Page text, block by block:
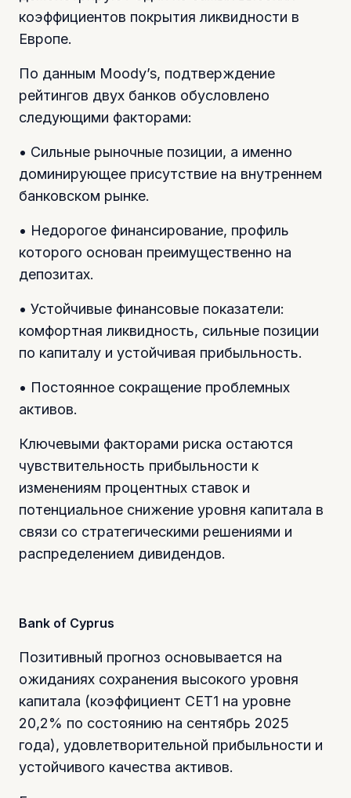
коэффициентов покрытия ликвидности в
Европе.
По данным Moody’s, подтверждение
рейтингов двух банков обусловлено
следующими факторами:
• Сильные рыночные позиции, а именно
доминирующее присутствие на внутреннем
банковском рынке.
• Недорогое финансирование, профиль
которого основан преимущественно на
депозитах.
• Устойчивые финансовые показатели:
комфортная ликвидность, сильные позиции
по капиталу и устойчивая прибыльность.
• Постоянное сокращение проблемных
активов.
Ключевыми факторами риска остаются
чувствительность прибыльности к
изменениям процентных ставок и
потенциальное снижение уровня капитала в
связи со стратегическими решениями и
распределением дивидендов.
Bank of Cyprus
Позитивный прогноз основывается на
ожиданиях сохранения высокого уровня
капитала (коэффициент CET1 на уровне
20,2% по состоянию на сентябрь 2025
года), удовлетворительной прибыльности и
устойчивого качества активов.